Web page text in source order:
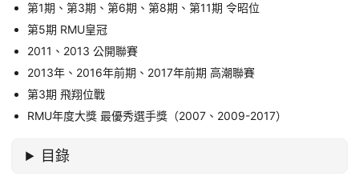
第1期、第3期、第6期、第8期、第11期 令昭位
第5期 RMU皇冠
2011、2013 公開聯賽
2013年、2016年前期、2017年前期 高潮聯賽
第3期 飛翔位戰
RMU年度大獎 最優秀選手獎（2007、2009-2017）
目錄